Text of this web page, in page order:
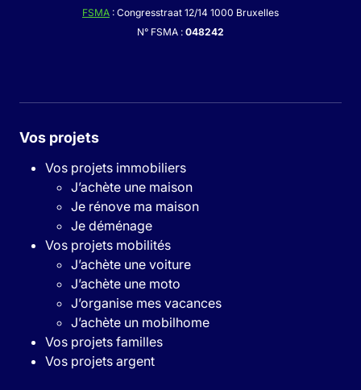
FSMA : Congresstraat 12/14 1000 Bruxelles
N° FSMA : 048242
Vos projets
Vos projets immobiliers
J’achète une maison
Je rénove ma maison
Je déménage
Vos projets mobilités
J’achète une voiture
J’achète une moto
J’organise mes vacances
J’achète un mobilhome
Vos projets familles
Vos projets argent